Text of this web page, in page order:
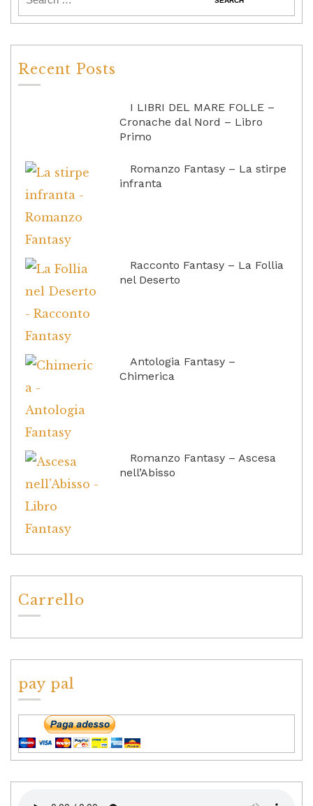
Recent Posts
I LIBRI DEL MARE FOLLE –
Cronache dal Nord – Libro
Primo
Romanzo Fantasy – La stirpe
infranta
Racconto Fantasy – La Follia
nel Deserto
Antologia Fantasy –
Chimerica
Romanzo Fantasy – Ascesa
nell’Abisso
Carrello
pay pal